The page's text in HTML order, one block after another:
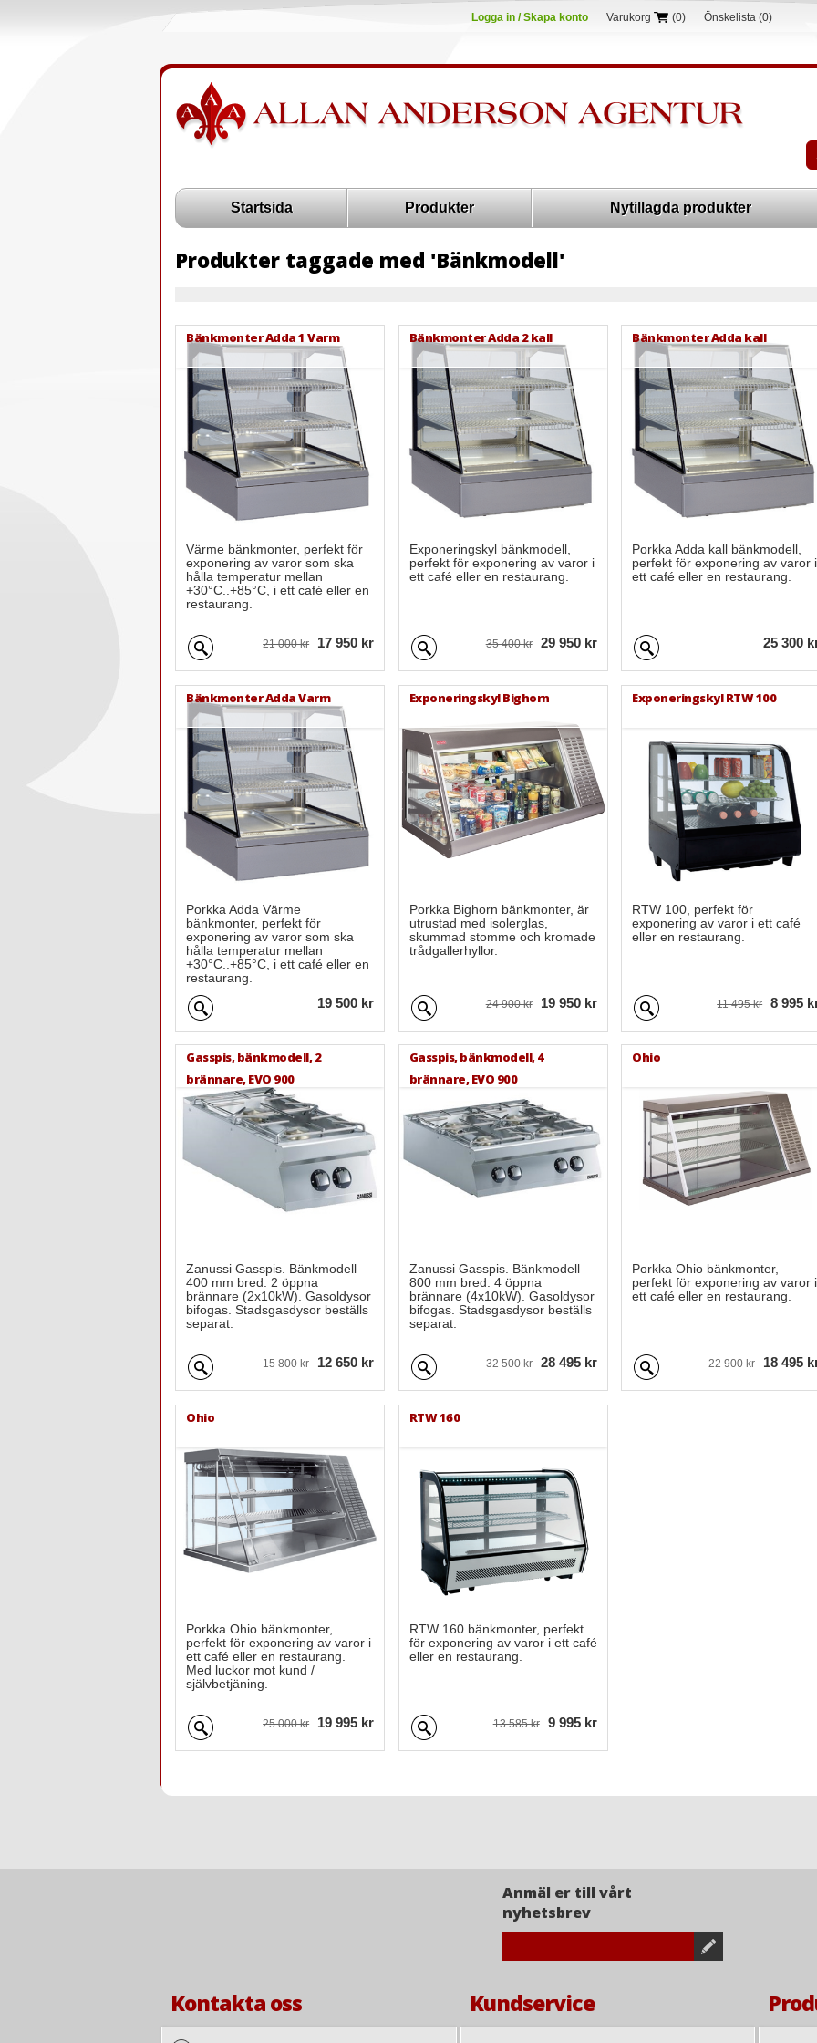
Logga in / Skapa konto Varukorg (0) Önskelista (0)
Startsida Produkter Nytillagda produkter
Produkter taggade med 'Bänkmodell'
Bänkmonter Adda 1 Varm
Värme bänkmonter, perfekt för
exponering av varor som ska
hålla temperatur mellan
+30°C..+85°C, i ett café eller en
restaurang.
21 000 kr 17 950 kr
Bänkmonter Adda 2 kall
Exponeringskyl bänkmodell,
perfekt för exponering av varor i
ett café eller en restaurang.
35 400 kr 29 950 kr
Bänkmonter Adda kall
Porkka Adda kall bänkmodell,
perfekt för exponering av varor i
ett café eller en restaurang.
25 300
Bänkmonter Adda Varm
Porkka Adda Värme
bänkmonter, perfekt för
exponering av varor som ska
hålla temperatur mellan
+30°C..+85°C, i ett café eller en
restaurang.
19 500 kr
Exponeringskyl Bighorn
Porkka Bighorn bänkmonter, är
utrustad med isolerglas,
skummad stomme och kromade
trådgallerhyllor.
24 900 kr 19 950 kr
Exponeringskyl RTW 100
RTW 100, perfekt för
exponering av varor i ett café
eller en restaurang.
11 495 kr 8 995
Gasspis, bänkmodell, 2
brännare, EVO 900
Zanussi Gasspis. Bänkmodell
400 mm bred. 2 öppna
brännare (2x10kW). Gasoldysor
bifogas. Stadsgasdysor beställs
separat.
15 800 kr 12 650 kr
Gasspis, bänkmodell, 4
brännare, EVO 900
Zanussi Gasspis. Bänkmodell
800 mm bred. 4 öppna
brännare (4x10kW). Gasoldysor
bifogas. Stadsgasdysor beställs
separat.
32 500 kr 28 495 kr
Ohio
Porkka Ohio bänkmonter,
perfekt för exponering av varor i
ett café eller en restaurang.
22 900 kr 18 495
Ohio
Porkka Ohio bänkmonter,
perfekt för exponering av varor i
ett café eller en restaurang.
Med luckor mot kund /
självbetjäning.
25 000 kr 19 995 kr
RTW 160
RTW 160 bänkmonter, perfekt
för exponering av varor i ett café
eller en restaurang.
13 585 kr 9 995 kr
Anmäl er till vårt
nyhetsbrev
Kontakta oss Kundservice